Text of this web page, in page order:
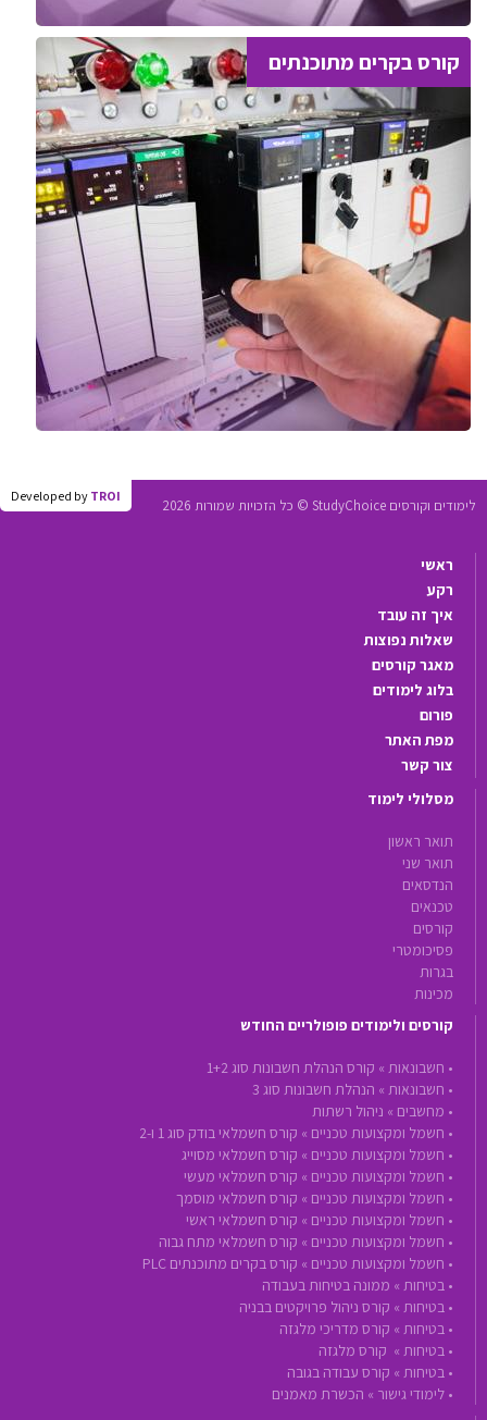
קורס בקרים מתוכנתים
Developed by TROI
לימודים וקורסים StudyChoice © כל הזכויות שמורות 2026
ראשי
רקע
איך זה עובד
שאלות נפוצות
מאגר קורסים
בלוג לימודים
פורום
מפת האתר
צור קשר
מסלולי לימוד
תואר ראשון
תואר שני
הנדסאים
טכנאים
קורסים
פסיכומטרי
בגרות
מכינות
קורסים ולימודים פופולריים החודש
• חשבונאות » קורס הנהלת חשבונות סוג 1+2
• חשבונאות » הנהלת חשבונות סוג 3
• מחשבים » ניהול רשתות
• חשמל ומקצועות טכניים » קורס חשמלאי בודק סוג 1 ו-2
• חשמל ומקצועות טכניים » קורס חשמלאי מסוייג
• חשמל ומקצועות טכניים » קורס חשמלאי מעשי
• חשמל ומקצועות טכניים » קורס חשמלאי מוסמך
• חשמל ומקצועות טכניים » קורס חשמלאי ראשי
• חשמל ומקצועות טכניים » קורס חשמלאי מתח גבוה
• חשמל ומקצועות טכניים » קורס בקרים מתוכנתים PLC
• בטיחות » ממונה בטיחות בעבודה
• בטיחות » קורס ניהול פרויקטים בבניה
• בטיחות » קורס מדריכי מלגזה
• בטיחות » קורס מלגזה
• בטיחות » קורס עבודה בגובה
• לימודי גישור » הכשרת מאמנים